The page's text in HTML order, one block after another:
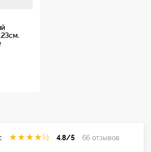
★ ★ ★ ★½ 4.8/5 66 отзывов